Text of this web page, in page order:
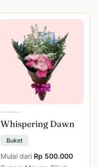
Whispering Dawn
Buket
Mulai dari Rp 500.000